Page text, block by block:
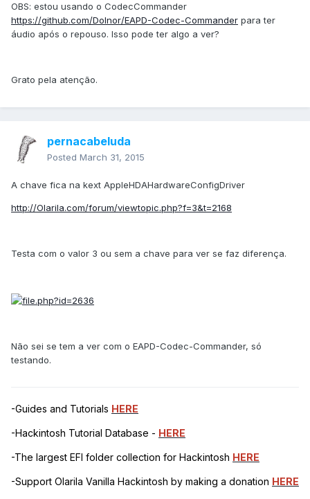
OBS: estou usando o CodecCommander
https://github.com/Dolnor/EAPD-Codec-Commander para ter
áudio após o repouso. Isso pode ter algo a ver?
Grato pela atenção.
pernacabeluda
Posted March 31, 2015
A chave fica na kext AppleHDAHardwareConfigDriver
http://Olarila.com/forum/viewtopic.php?f=3&t=2168
Testa com o valor 3 ou sem a chave para ver se faz diferença.
Não sei se tem a ver com o EAPD-Codec-Commander, só
testando.
-Guides and Tutorials HERE
-Hackintosh Tutorial Database - HERE
-The largest EFI folder collection for Hackintosh HERE
-Support Olarila Vanilla Hackintosh by making a donation HERE